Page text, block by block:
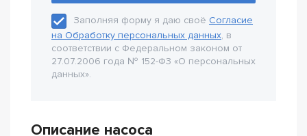
Заполняя форму я даю своё Согласие
на Обработку персональных данных, в
соответствии с Федеральном законом от
27.07.2006 года № 152-Ф3 «О персональных
данных».
Описание насоса